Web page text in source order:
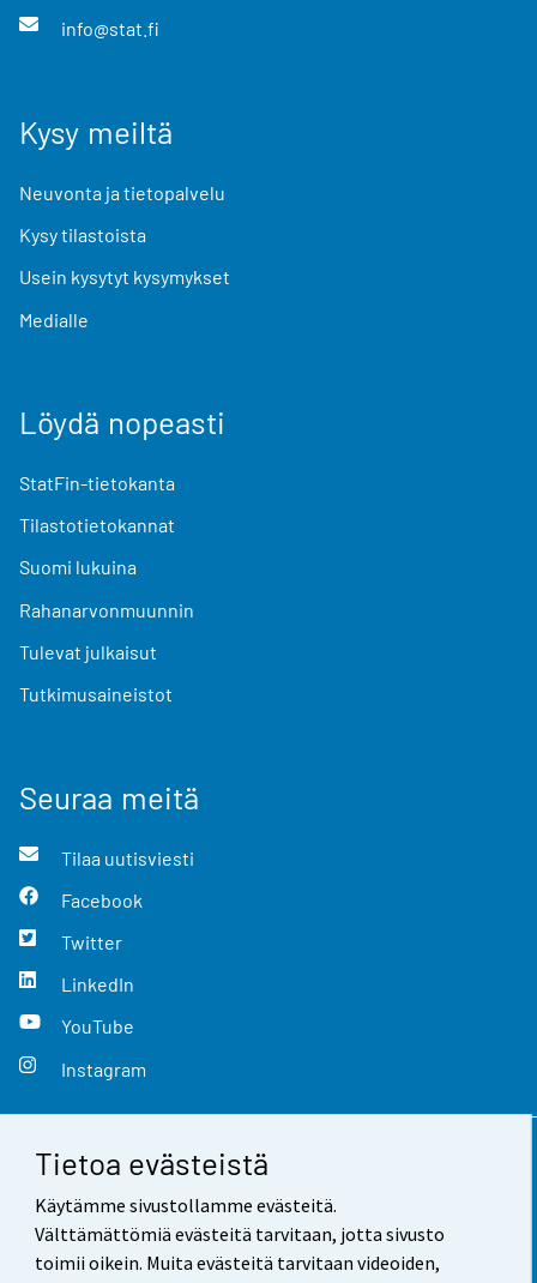
Tietoa evästeistä
Käytämme sivustollamme evästeitä.
Välttämättömiä evästeitä tarvitaan, jotta sivusto
toimii oikein. Muita evästeitä tarvitaan videoiden,
info@stat.fi
Kysy meiltä
Neuvonta ja tietopalvelu
Kysy tilastoista
Usein kysytyt kysymykset
Medialle
Löydä nopeasti
StatFin-tietokanta
Tilastotietokannat
Suomi lukuina
Rahanarvonmuunnin
Tulevat julkaisut
Tutkimusaineistot
Seuraa meitä
Tilaa uutisviesti
Facebook
Twitter
LinkedIn
YouTube
Instagram
Yhteystiedot
Palaute
Käyttöehdot